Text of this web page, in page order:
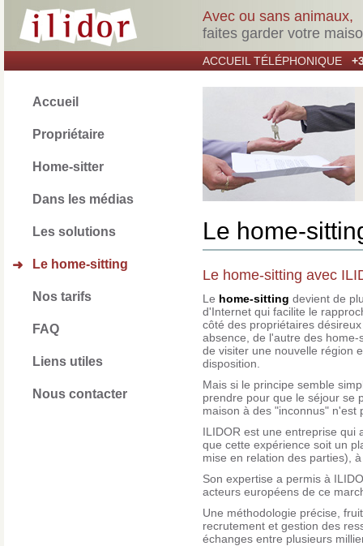
Avec ou sans animaux,
faites garder votre
ACCUEIL TÉLÉPHONIQUE
Accueil
Propriétaire
Home-sitter
Dans les médias
Les solutions
➜ Le home-sitting
Nos tarifs
FAQ
Liens utiles
Nous contacter
Le home-
Le home-sitting avec
Le home-sitting devient de
d'Internet qui facilite le
côté des propriétaires
absence, de l'autre des
de visiter une nouvelle région
disposition.
Mais si le principe semble
prendre pour que le séjour se
maison à des "inconnus" n'est
ILIDOR est une entreprise qui
que cette expérience soit un
mise en relation des parties),
Son expertise a permis à
acteurs européens de ce
Une méthodologie précise,
recrutement et gestion des
échanges entre plusieurs